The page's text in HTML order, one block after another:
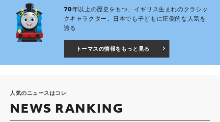
70年以上の歴史をもつ、イギリス生まれのクラシッ
クキャラクター。日本でも子どもに圧倒的な人気を
誇る
トーマスの情報をもっと見る
人気のニュースはコレ
NEWS RANKING